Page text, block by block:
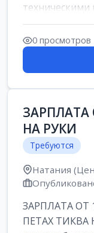
или
0 просмотров
ЗАРПЛАТА
НА РУКИ
Требуются
Натания
ЗАРПЛАТА ОТ
ПЕТАХ ТИКВА